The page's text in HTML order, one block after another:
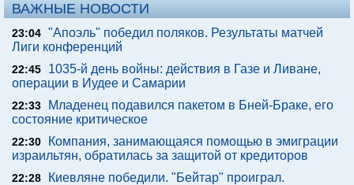
ВАЖНЫЕ НОВОСТИ
23:04 "Апоэль" победил поляков. Результаты матчей
Лиги конференций
22:45
1035-й день войны: действия в Газе и Ливане,
операции в Иудее и Самарии
22:33
Младенец подавился пакетом в Бней-Браке, его
состояние критическое
22:30
Компания, занимающаяся помощью в эмиграции
израильтян, обратилась за защитой от кредиторов
22:28
Киевляне победили. "Бейтар" проиграл.